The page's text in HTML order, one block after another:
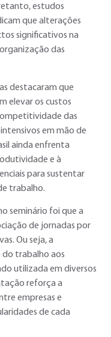
estudos
que alterações
significativos na
das
destacaram que
elevar os custos
das
em mão de
ainda enfrenta
e à
para sustentar
trabalho.
seminário foi que a
de jornadas por
Ou seja, a
do trabalho aos
utilizada em diversos
reforça a
empresas e
de cada